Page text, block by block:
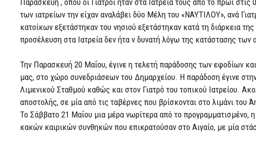
των ιατρείων την είχαν αναλάβει δύο Μέλη του «ΝΑΥΤΙΛΟΥ», ανά
κατοίκων εξετάστηκαν του νησιού εξετάστηκαν κατά τη διάρκεια
προσέλευση στα Ιατρεία δεν ήτα ν δυνατή λόγω της κατάστασης των
Την Παρασκευή 20 Μαΐου, έγινε η τελετή παράδοσης των εφοδίων
μας, στο χώρο συνεδριάσεων του Δημαρχείου. Η παράδοση έγινε
Λιμενικού Σταθμού καθώς και στον Γιατρό του τοπικού Ιατρείου.
αποστολής, σε μία από τις ταβέρνες που βρίσκονται στο λιμάνι του
Το Σάββατο 21 Μαΐου μια μέρα νωρίτερα από το
κακών καιρικών συνθηκών που επικρατούσαν στο Αιγαίο, με μία